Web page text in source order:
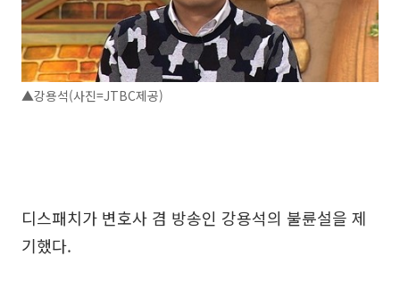
▲강용석(사진=JTBC제공)
디스패치가 변호사 겸 방송인 강용석의 불륜설을 제
기했다.